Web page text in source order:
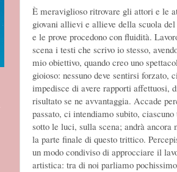
È meraviglioso ritrovare gli attori e le
giovani allievi e allieve della scuola
e le prove procedono con fluidità.
scena i testi che scrivo io stesso,
mio obiettivo, quando creo uno
gioioso: nessuno deve sentirsi forzato,
impedisce di avere rapporti affettuosi,
risultato se ne avvantaggia. Accade
passato, ci intendiamo subito,
sotto le luci, sulla scena; andrà ancora
la parte finale di questo trittico.
un modo condiviso di approcciare il
artistica: tra di noi parliamo